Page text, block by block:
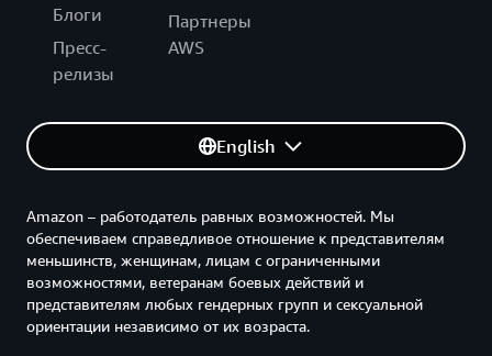
Блоги
Пресс-
релизы
Партнеры
AWS
English
Amazon – работодатель равных возможностей. Мы
обеспечиваем справедливое отношение к представителям
меньшинств, женщинам, лицам с ограниченными
возможностями, ветеранам боевых действий и
представителям любых гендерных групп и сексуальной
ориентации независимо от их возраста.